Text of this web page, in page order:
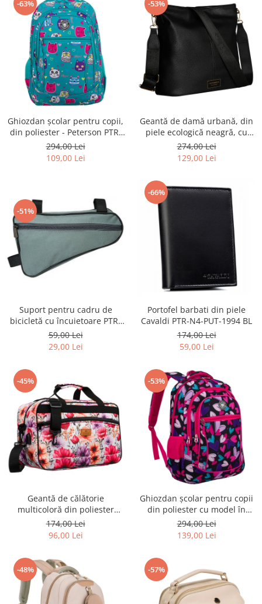
-63%
Ghiozdan școlar pentru copii,
din poliester - Peterson PTR-
PTN BIEDRONKA G28
294,00 Lei
109,00 Lei
-53%
Geantă de damă urbană, din
piele ecologică neagră, cu
curea reglabilă - Peterson
PTR-PTN JK6-06-6642
274,00 Lei
129,00 Lei
-51%
Suport pentru cadru de
bicicletă cu încuietoare PTR-
AR-S-101
59,00 Lei
29,00 Lei
-66%
Portofel barbati din piele
Cavaldi PTR-N4-PUT-1994 BL
174,00 Lei
59,00 Lei
-45%
Geantă de călătorie
multicoloră din poliester
rezistent cu port USB,
acoperită cu un model vegetal
- Rovicky PTR-R-TL15608-8831
174,00 Lei
96,00 Lei
-53%
Ghiozdan școlar pentru copii
din poliester cu model în
formă de inimă - Peterson
PTR-PTN BIEDRONKA G54
294,00 Lei
139,00 Lei
-48% -57%